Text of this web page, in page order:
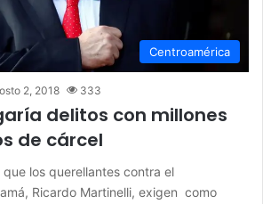
Centroamérica
2, 2018 333
delitos con millones
de cárcel
los querellantes contra el
Ricardo Martinelli, exigen como